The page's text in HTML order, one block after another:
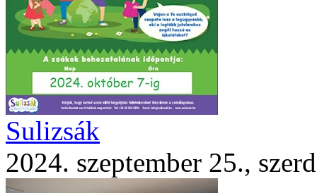
Sulizsák
2024. szeptember 25.,